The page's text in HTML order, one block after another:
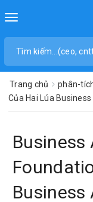
Toggle
Trang chủ phân-
Của Hai Lúa
Business
Business